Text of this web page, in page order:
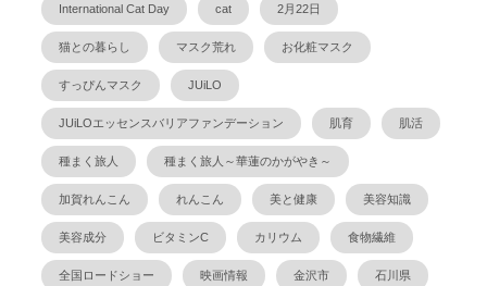
International Cat Day cat 2月22日
猫との暮らし マスク荒れ お化粧マスク
すっぴんマスク JUiLO
JUiLOエッセンスバリアファンデーション 肌育 肌活
種まく旅人 種まく旅人～華蓮のかがやき～
加賀れんこん れんこん 美と健康 美容知識
美容成分 ビタミンC カリウム 食物繊維
全国ロードショー 映画情報 金沢市 石川県